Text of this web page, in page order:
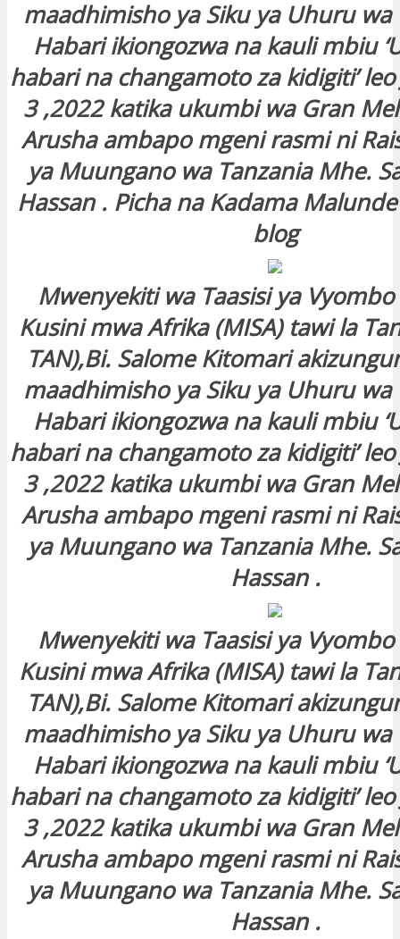
maadhimisho ya Siku ya Uhuru wa
Habari ikiongozwa na kauli mbiu
habari na changamoto za kidigiti’
3 ,2022 katika ukumbi wa Gran
Arusha ambapo mgeni rasmi ni
ya Muungano wa Tanzania Mhe.
Hassan . Picha na Kadama
blog
Mwenyekiti wa Taasisi ya
Kusini mwa Afrika (MISA) tawi la
TAN),Bi. Salome Kitomari
maadhimisho ya Siku ya Uhuru wa
Habari ikiongozwa na kauli mbiu
habari na changamoto za kidigiti’
3 ,2022 katika ukumbi wa Gran
Arusha ambapo mgeni rasmi ni
ya Muungano wa Tanzania Mhe.
Hassan .
Mwenyekiti wa Taasisi ya
Kusini mwa Afrika (MISA) tawi la
TAN),Bi. Salome Kitomari
maadhimisho ya Siku ya Uhuru wa
Habari ikiongozwa na kauli mbiu
habari na changamoto za kidigiti’
3 ,2022 katika ukumbi wa Gran
Arusha ambapo mgeni rasmi ni
ya Muungano wa Tanzania Mhe.
Hassan .